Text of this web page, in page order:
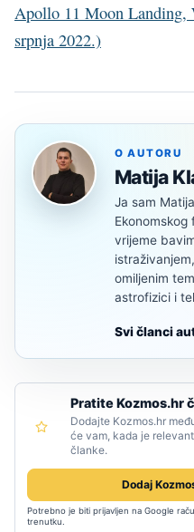
Apollo 11 Moon Landing,
srpnja 2022.)
O AUTORU
Matija
Ja sam
vrijeme
omiljenim
astrofizici i
Svi članci
Pratite Kozmos.hr
Dodajte Kozmos.hr
će vam, kada je
članke.
Dodaj
Potrebno je biti prijavljen na Google
trenutku.